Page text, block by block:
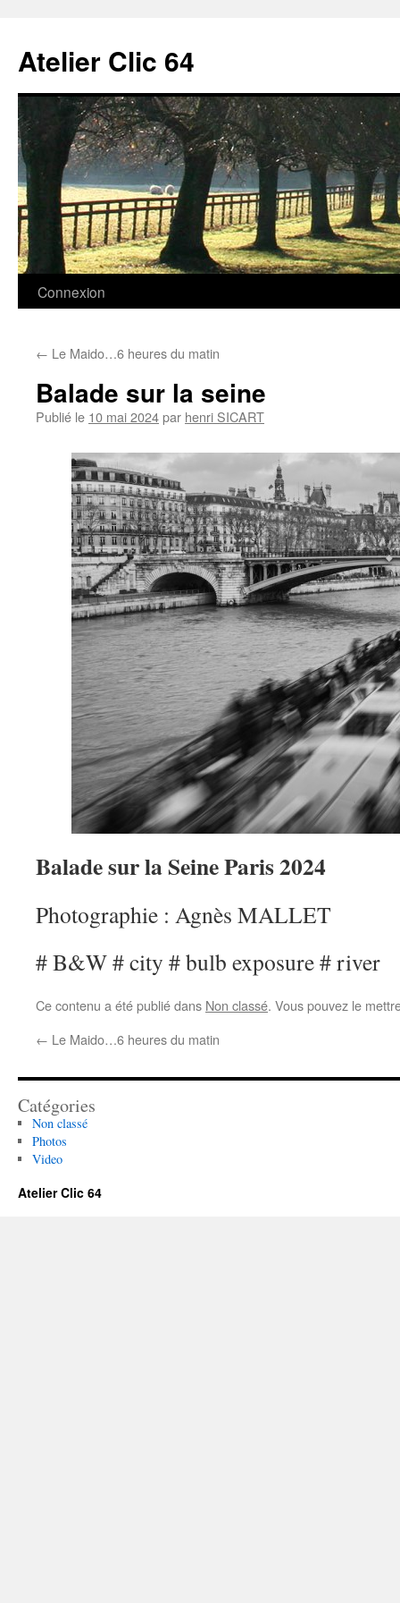
contenu
Atelier Clic 64
Connexion
← Le Maido…6 heures du matin
Balade sur la seine
Publié le 10 mai 2024par henri SICART
Balade sur la Seine Paris 2024
Photographie : Agnès MALLET
# B&W # city # bulb exposure # river
Ce contenu a été publié dans Non classé. Vous pouvez le
← Le Maido…6 heures du matin
Catégories
Non classé
Photos
Video
Atelier Clic 64